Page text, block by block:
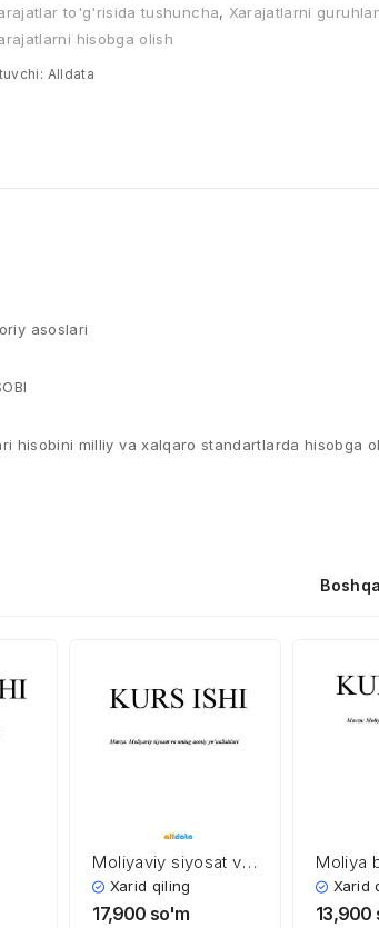
to'g'risida tushuncha, Xarajatlarni
hisobga olish
Alldata
asoslari
hisobini milliy va xalqaro standartlarda hisobga
Moliyaviy siyosat va
uning asosiy
yo’nalishlari
Xarid qiling
17,900 so'm
Moliya
Xarid
13,900